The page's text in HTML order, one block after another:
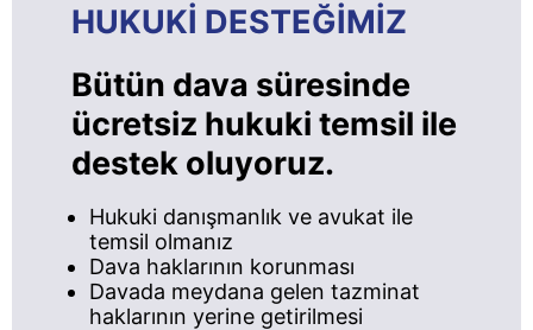
HUKUKİ DESTEĞİMİZ
Bütün dava süresinde
ücretsiz hukuki temsil ile
destek oluyoruz.
Hukuki danışmanlık ve avukat ile
temsil olmanız
Dava haklarının korunması
Davada meydana gelen tazminat
haklarının yerine getirilmesi